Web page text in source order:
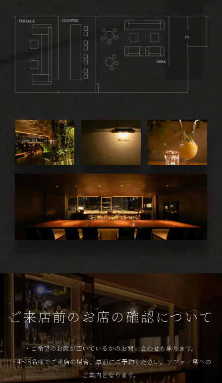
ご来店前のお席の確認について
・ご希望のお席が空いているかのお問い合わせも承ります。
・4～8名様でご来店の場合、事前にご予約ください。ソファー席への
ご案内となります。